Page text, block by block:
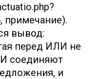
примечание).
вывод:
перед ИЛИ не
соединяют
и